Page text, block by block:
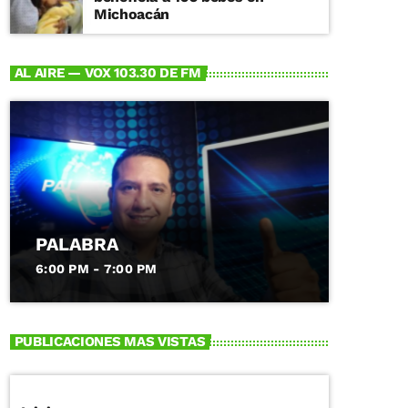
Michoacán
AL AIRE — VOX 103.30 DE FM
PALABRA
6:00 PM - 7:00 PM
PUBLICACIONES MAS VISTAS